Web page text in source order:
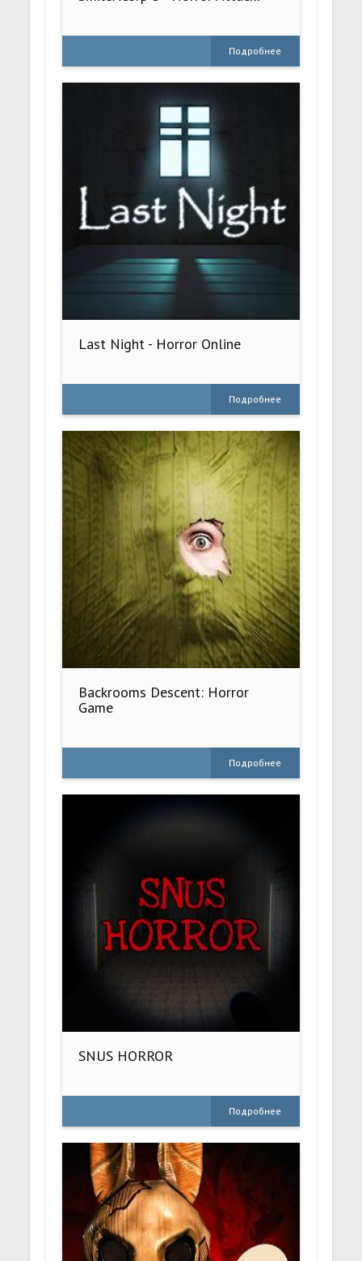
Подробнее
Last Night - Horror Online
Подробнее
Backrooms Descent: Horror
Game
Подробнее
SNUS HORROR
Подробнее